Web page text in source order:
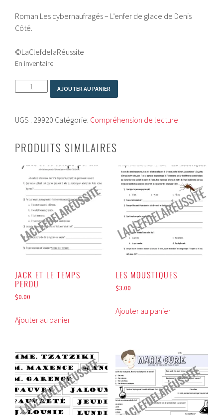
Roman Les cybernaufragés – L’enfer de glace de Denis
Côté.
©LaClefdelaRéussite
En inventaire
quantité
DE
AJOUTER AU PANIER
UGS : 29920 Catégorie: Compréhension de lecture
PRODUITS SIMILAIRES
JACK ET LE TEMPS
PERDU
$0.00
Ajouter au panier
LES MOUSTIQUES
$3.00
Ajouter au panier